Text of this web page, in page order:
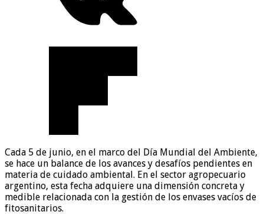
Cada 5 de junio, en el marco del Día Mundial del Ambiente,
se hace un balance de los avances y desafíos pendientes en
materia de cuidado ambiental. En el sector agropecuario
argentino, esta fecha adquiere una dimensión concreta y
medible relacionada con la gestión de los envases vacíos de
fitosanitarios.